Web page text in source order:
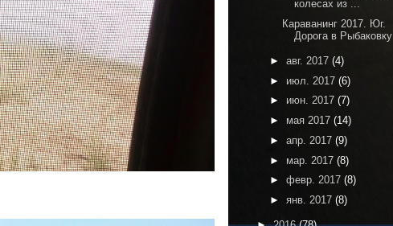
колесах из ...
Караванинг 2017. Юг.
Дорога в Рыбаковку
► авг. 2017 (4)
► июл. 2017 (6)
► июн. 2017 (7)
► мая 2017 (14)
► апр. 2017 (9)
► мар. 2017 (8)
► февр. 2017 (8)
► янв. 2017 (8)